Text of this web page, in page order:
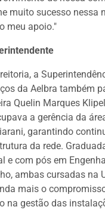
muito sucesso nessa
meu apoio."
a
da Aelbra também
Quelin Marques
a gerência da
garantindo
da rede.
e com pós em
ambas cursadas na
mais o
na gestão das